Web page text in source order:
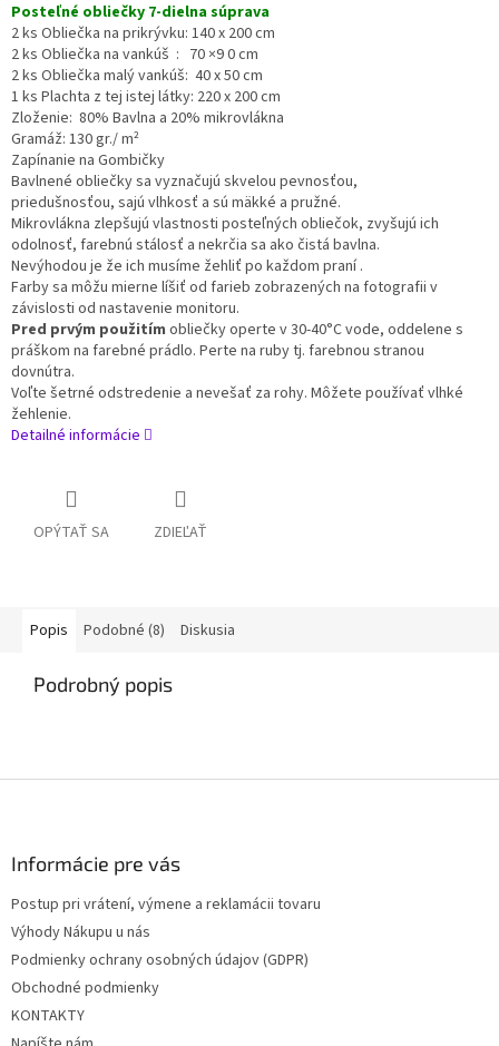
Posteľné obliečky 7-dielna súprava
2 ks Obliečka na prikrývku: 140 x 200 cm
2 ks Obliečka na vankúš : 70 ×9 0 cm
2 ks Obliečka malý vankúš: 40 x 50 cm
1 ks Plachta z tej istej látky: 220 x 200 cm
Zloženie: 80% Bavlna a 20% mikrovlákna
Gramáž: 130 gr./m²
Zapínanie na Gombičky
Bavlnené obliečky sa vyznačujú skvelou pevnosťou,
priedušnosťou, sajú vlhkosť a sú mäkké a pružné.
Mikrovlákna zlepšujú vlastnosti posteľných obliečok, zvyšujú ich
odolnosť, farebnú stálosť a nekrčia sa ako čistá bavlna.
Nevýhodou je že ich musíme žehliť po každom praní .
Farby sa môžu mierne líšiť od farieb zobrazených na fotografii v
závislosti od nastavenie monitoru.
Pred prvým použitím obliečky operte v 30-40°C vode, oddelene s
práškom na farebné prádlo. Perte na ruby tj. farebnou stranou
dovnútra.
Voľte šetrné odstredenie a nevešať za rohy. Môžete používať vlhké
žehlenie.
Detailné informácie
OPÝTAŤ SA ZDIEĽAŤ
Popis Podobné (8) Diskusia
Podrobný popis
Informácie pre vás
Postup pri vrátení, výmene a reklamácii tovaru
Výhody Nákupu u nás
Podmienky ochrany osobných údajov (GDPR)
Obchodné podmienky
KONTAKTY